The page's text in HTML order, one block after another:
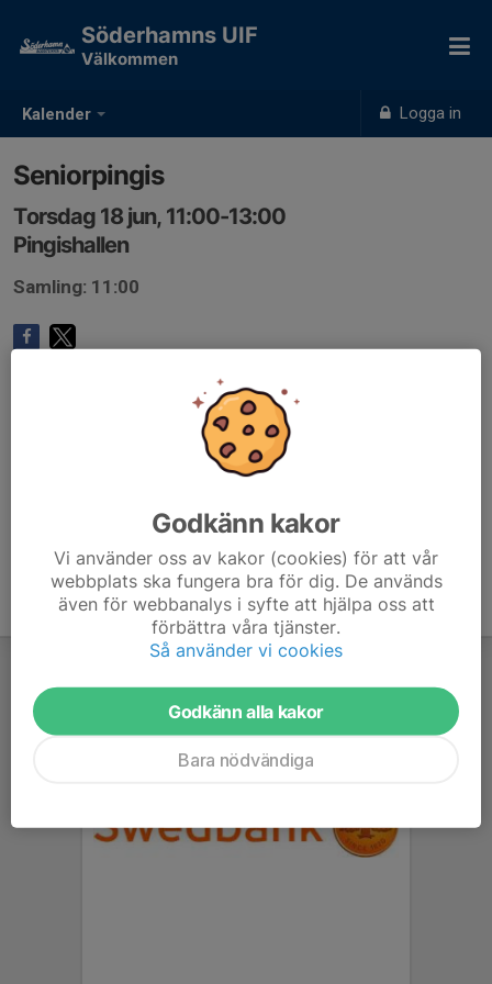
Kalender Logga in
Söderhamns UIF
Välkommen
Seniorpingis
Torsdag 18 jun, 11:00-13:00
Pingishallen
Samling: 11:00
Godkänn kakor
Vi använder oss av kakor (cookies) för att vår
webbplats ska fungera bra för dig. De används
även för webbanalys i syfte att hjälpa oss att
förbättra våra tjänster.
Så använder vi cookies
Godkänn alla kakor
Bara nödvändiga